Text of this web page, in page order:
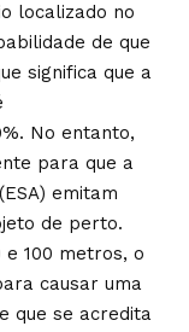
localizado no
de que
significa que a
No entanto,
para que a
emitam
de perto.
100 metros, o
causar uma
que se acredita